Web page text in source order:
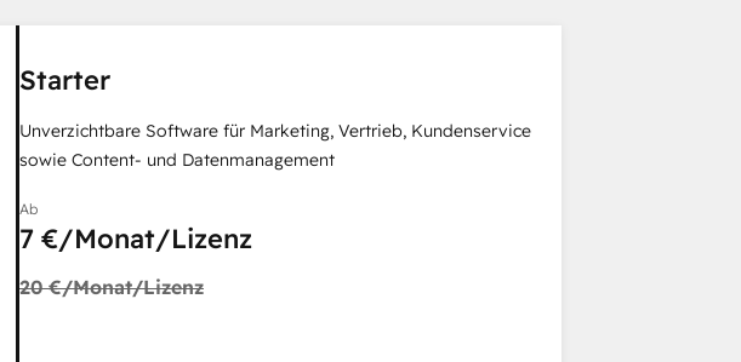
Starter
Unverzichtbare Software für Marketing, Vertrieb, Kundenservice
sowie Content- und Datenmanagement
Ab
7 €/Monat/Lizenz
20 €/Monat/Lizenz